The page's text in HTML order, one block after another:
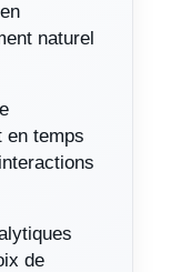
naturel
en temps
de